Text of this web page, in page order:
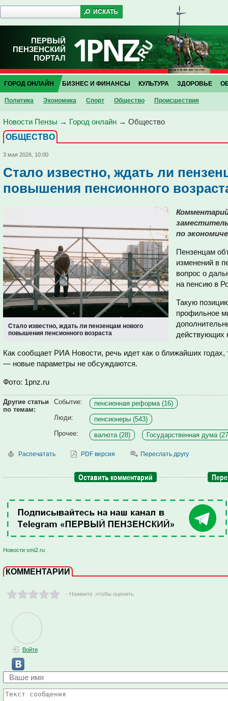
ПЕРВЫЙ
ПЕНЗЕНСКИЙ
ПОРТАЛ
ГОРОД ОНЛАЙН
Политика Экономика Спорт Общество Проиcшествия
БИЗНЕС И ФИНАНСЫ КУЛЬТУРА ЗДОРОВЬЕ
Новости Пензы → Город онлайн → Общество
ОБЩЕСТВО
3 мая 2026, 10:00
Стало известно, ждать ли
повышения пенсионного
Стало известно, ждать ли пензенцам нового
повышения пенсионного возраста
по
Пензенцам
изменений в
вопрос о
на пенсию в
Такую
профильное
действующих
Как сообщает РИА Новости, речь идет как о ближайших годах,
— новые параметры не обсуждаются.
Фото: 1pnz.ru
Другие статьи
по темам:
Событие:
пенсионная реформа (16)
Люди:
пенсионеры (543)
Прочее:
валюта (28) Государственная дума
Распечатать PDF версия Переслать другу
Оставить комментарий
Новости smi2.ru
КОММЕНТАРИИ
- Нажмите ,чтобы оценить
Войти